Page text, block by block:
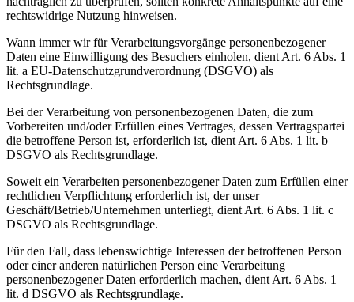
rechtswidrige Nutzung hinweisen.
Wann immer wir für Verarbeitungsvorgänge personenbezogener
Daten eine Einwilligung des Besuchers einholen, dient Art. 6 Abs. 1
lit. a EU-Datenschutzgrundverordnung (DSGVO) als
Rechtsgrundlage.
Bei der Verarbeitung von personenbezogenen Daten, die zum
Vorbereiten und/oder Erfüllen eines Vertrages, dessen Vertragspartei
die betroffene Person ist, erforderlich ist, dient Art. 6 Abs. 1 lit. b
DSGVO als Rechtsgrundlage.
Soweit ein Verarbeiten personenbezogener Daten zum Erfüllen einer
rechtlichen Verpflichtung erforderlich ist, der unser
Geschäft/Betrieb/Unternehmen unterliegt, dient Art. 6 Abs. 1 lit. c
DSGVO als Rechtsgrundlage.
Für den Fall, dass lebenswichtige Interessen der betroffenen Person
oder einer anderen natürlichen Person eine Verarbeitung
personenbezogener Daten erforderlich machen, dient Art. 6 Abs. 1
lit. d DSGVO als Rechtsgrundlage.